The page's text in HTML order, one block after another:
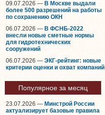
09.07.2026 — В Москве выдали
более 500 разрешений на работы
по сохранению ОКН
06.07.2026 — В ФСНБ-2022
внесли новые сметные нормы
для гидротехнических
сооружений
06.07.2026 — ЭКГ-рейтинг: новые
критерии оценки и охват компаний
Популярное за месяц
23.07.2026 — Минстрой России
актуализирует базовые правила